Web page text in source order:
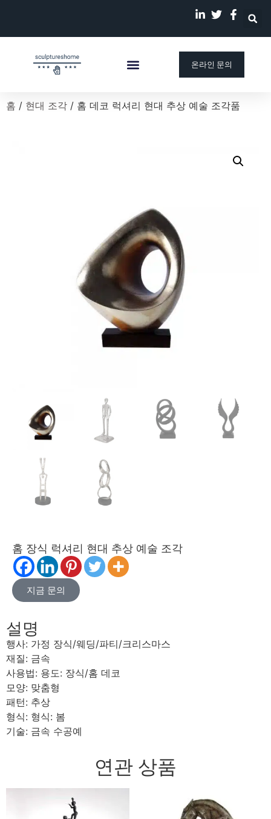
온라인 문의
홈 / 현대 조각 / 홈 데코 럭셔리 현대 추상 예술 조각품
홈 장식 럭셔리 현대 추상 예술 조각
지금 문의
설명
행사: 가정 장식/웨딩/파티/크리스마스
재질: 금속
사용법: 용도: 장식/홈 데코
모양: 맞춤형
패턴: 추상
형식: 형식: 봄
기술: 금속 수공예
연관 상품